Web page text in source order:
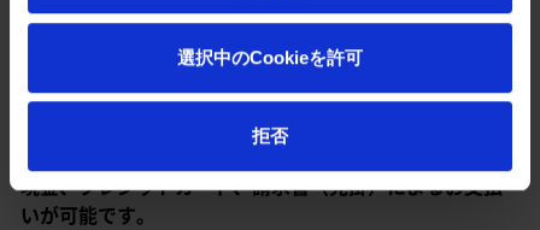
選択中のCookieを許可
拒否
支払い方法
現金、クレジットカード、請求書（売掛）によるお支払
いが可能です。